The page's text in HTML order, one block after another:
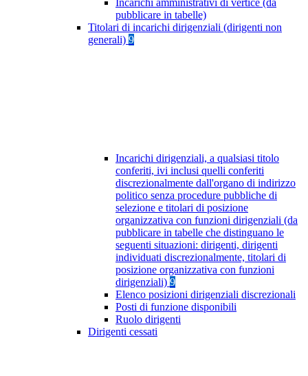
Incarichi amministrativi di vertice (da
pubblicare in tabelle)
Titolari di incarichi dirigenziali (dirigenti non
generali) 9
Incarichi dirigenziali, a qualsiasi titolo
conferiti, ivi inclusi quelli conferiti
discrezionalmente dall'organo di indirizzo
politico senza procedure pubbliche di
selezione e titolari di posizione
organizzativa con funzioni dirigenziali (da
pubblicare in tabelle che distinguano le
seguenti situazioni: dirigenti, dirigenti
individuati discrezionalmente, titolari di
posizione organizzativa con funzioni
dirigenziali) 9
Elenco posizioni dirigenziali discrezionali
Posti di funzione disponibili
Ruolo dirigenti
Dirigenti cessati